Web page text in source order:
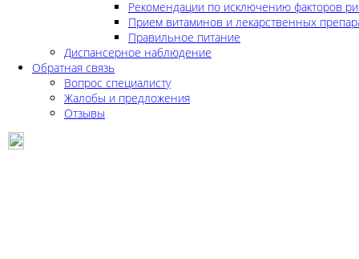
Рекомендации по исключению факторов
Прием витаминов и лекарственных
Правильное питание
Диспансерное наблюдение
Обратная связь
Вопрос специалисту
Жалобы и предложения
Отзывы